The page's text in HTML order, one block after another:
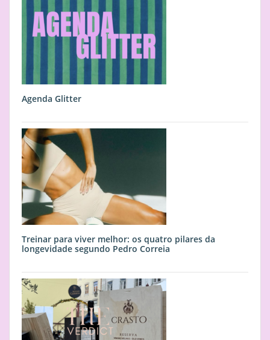
Agenda Glitter
Treinar para viver melhor: os quatro pilares da
longevidade segundo Pedro Correia